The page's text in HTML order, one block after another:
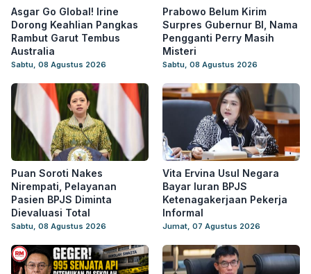
Asgar Go Global! Irine
Dorong Keahlian Pangkas
Rambut Garut Tembus
Australia
Sabtu, 08 Agustus 2026
Prabowo Belum Kirim
Surpres Gubernur BI, Nama
Pengganti Perry Masih
Misteri
Sabtu, 08 Agustus 2026
Puan Soroti Nakes
Nirempati, Pelayanan
Pasien BPJS Diminta
Dievaluasi Total
Sabtu, 08 Agustus 2026
Vita Ervina Usul Negara
Bayar Iuran BPJS
Ketenagakerjaan Pekerja
Informal
Jumat, 07 Agustus 2026